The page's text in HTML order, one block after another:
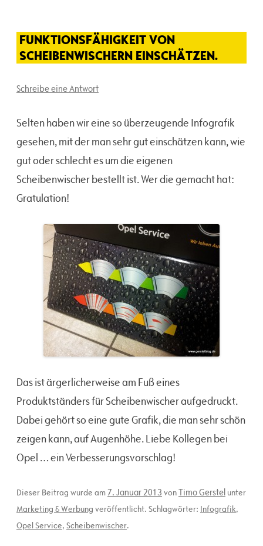
FUNKTIONSFÄHIGKEIT VON
SCHEIBENWISCHERN EINSCHÄTZEN.
Schreibe eine Antwort
Selten haben wir eine so überzeugende Infografik
gesehen, mit der man sehr gut einschätzen kann, wie
gut oder schlecht es um die eigenen
Scheibenwischer bestellt ist. Wer die gemacht hat:
Gratulation!
Das ist ärgerlicherweise am Fuß eines
Produktständers für Scheibenwischer aufgedruckt.
Dabei gehört so eine gute Grafik, die man sehr schön
zeigen kann, auf Augenhöhe. Liebe Kollegen bei
Opel … ein Verbesserungsvorschlag!
Dieser Beitrag wurde am 7. Januar 2013 vonTimo Gerstel unter
Marketing & Werbung veröffentlicht. Schlagwörter: Infografik,
Opel Service, Scheibenwischer.